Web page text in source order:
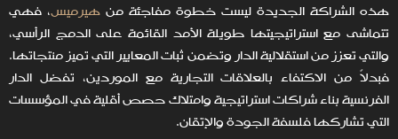
هذه الشراكة الجديدة ليست خطوة مفاجئة من هيرميس، فهي
تتماشى مع استراتيجيتها طويلة الأمد القائمة على الدمج الرأسي،
والتي تعزز من استقلالية الدار وتضمن ثبات المعايير التي تميز منتجاتها.
فبدلاً من الاكتفاء بالعلاقات التجارية مع الموردين، تفضل الدار
الفرنسية بناء شراكات استراتيجية وامتلاك حصص أقلية في المؤسسات
التي تشاركها فلسفة الجودة والإتقان.